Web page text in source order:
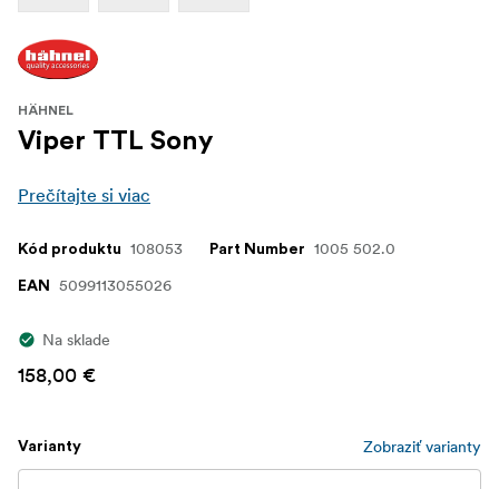
HÄHNEL
Viper TTL Sony
Prečítajte si viac
Kód produktu 108053 Part Number 1005 502.0
EAN 5099113055026
Na sklade
158,00 €
Varianty Zobraziť varianty